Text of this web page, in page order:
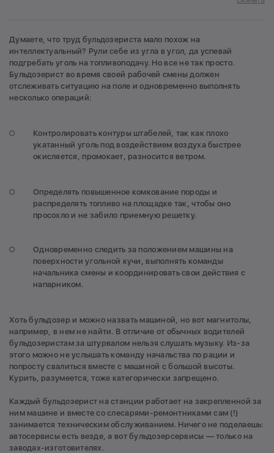
Думаете, что труд бульдозериста мало похож на
интеллектуальный? Рули себе из угла в угол, да успевай
подгребать уголь на топливоподачу. Но все не так просто.
Бульдозерист во время своей рабочей смены должен
отслеживать ситуацию на поле и одновременно выполнять
несколько операций:
Контролировать контуры штабелей, так как плохо
укатанный уголь под воздействием воздуха быстрее
окисляется, промокает, разносится ветром.
Определять повышенное комкование породы и
распределять топливо на площадке так, чтобы оно
просохло и не забило приемную решетку.
Одновременно следить за положением машины на
поверхности угольной кучи, выполнять команды
начальника смены и координировать свои действия с
напарником.
Хоть бульдозер и можно назвать машиной, но вот магнитолы,
например, в нем не найти. В отличие от обычных водителей
бульдозеристам за штурвалом нельзя слушать музыку. Из-за
этого можно не услышать команду начальства по рации и
попросту свалиться вместе с машиной с большой высоты.
Курить, разумеется, тоже категорически запрещено.
Каждый бульдозерист на станции работает на закрепленной за
ним машине и вместе со слесарями-ремонтниками сам (!)
занимается техническим обслуживанием. Ничего не поделаешь:
автосервисы есть везде, а вот бульдозерсервисы — только на
заводах-изготовителях.